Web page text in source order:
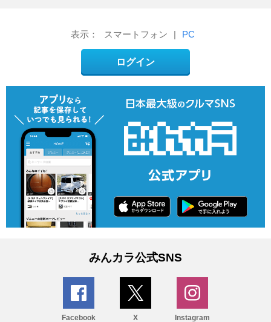
表示： スマートフォン | PC
ログイン
みんカラ公式SNS
Facebook X Instagram